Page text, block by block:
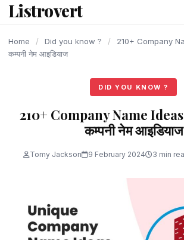
content
Listrovert
Home / Did you know ? /
210+ Company
कम्पनी नेम आइडियाज
DID YOU KNOW ?
210+ Company Name
कम्पनी नेम आइडियाज
Tomy Jackson 9 February 2024 3 min